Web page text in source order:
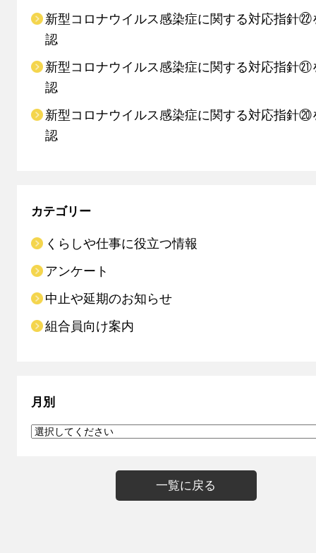
新型コロナウイルス感染症に関する対応指針㉒
認
新型コロナウイルス感染症に関する対応指針㉑
認
新型コロナウイルス感染症に関する対応指針⑳
認
カテゴリー
くらしや仕事に役立つ情報
アンケート
中止や延期のお知らせ
組合員向け案内
月別
一覧に戻る